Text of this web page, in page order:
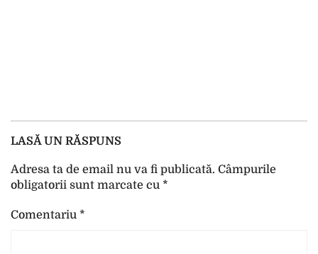
LASĂ UN RĂSPUNS
Adresa ta de email nu va fi publicată. Câmpurile
obligatorii sunt marcate cu *
Comentariu *